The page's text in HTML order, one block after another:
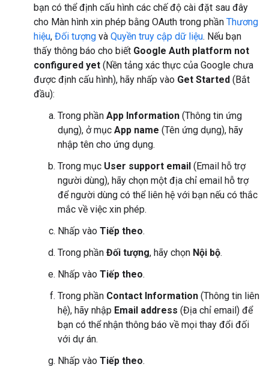
bạn có thể định cấu hình các chế độ cài đặt sau đây
cho Màn hình xin phép bằng OAuth trong phần Thương
hiệu, Đối tượng và Quyền truy cập dữ liệu. Nếu bạn
thấy thông báo cho biết Google Auth platform not
configured yet (Nền tảng xác thực của Google chưa
được định cấu hình), hãy nhấp vào Get Started (Bắt
đầu):
Trong phần App Information (Thông tin ứng
dụng), ở mục App name (Tên ứng dụng), hãy
nhập tên cho ứng dụng.
Trong mục User support email (Email hỗ trợ
người dùng), hãy chọn một địa chỉ email hỗ trợ
để người dùng có thể liên hệ với bạn nếu có thắc
mắc về việc xin phép.
Nhấp vào Tiếp theo.
Trong phần Đối tượng, hãy chọn Nội bộ.
Nhấp vào Tiếp theo.
Trong phần Contact Information (Thông tin liên
hệ), hãy nhập Email address (Địa chỉ email) để
bạn có thể nhận thông báo về mọi thay đổi đối
với dự án.
Nhấp vào Tiếp theo.